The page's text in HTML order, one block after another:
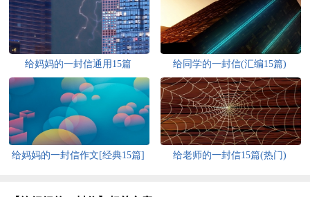
给妈妈的一封信通用15篇 给同学的一封信(汇编15篇)
给妈妈的一封信作文[经典15篇] 给老师的一封信15篇(热门)